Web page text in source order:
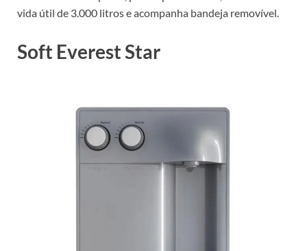
vida útil de 3.000 litros e acompanha bandeja removível.
Soft Everest Star